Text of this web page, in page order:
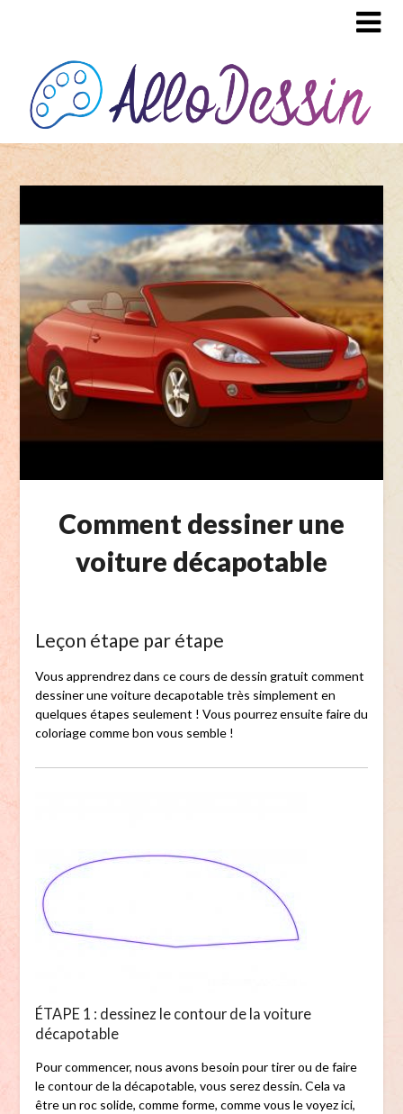
Comment dessiner une
voiture décapotable
Leçon étape par étape
Vous apprendrez dans ce cours de dessin gratuit comment
dessiner une voiture decapotable très simplement en
quelques étapes seulement ! Vous pourrez ensuite faire du
coloriage comme bon vous semble !
ÉTAPE 1 : dessinez le contour de la voiture
décapotable
Pour commencer, nous avons besoin pour tirer ou de faire
le contour de la décapotable, vous serez dessin. Cela va
être un roc solide, comme forme, comme vous le voyez ici,